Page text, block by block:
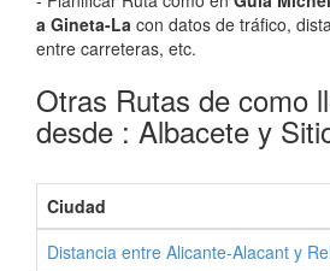
a Gineta-La con datos de tráfico,
entre carreteras, etc.
Otras Rutas de como
desde : Albacete y
Ciudad
Distancia entre Alicante-Alacant y